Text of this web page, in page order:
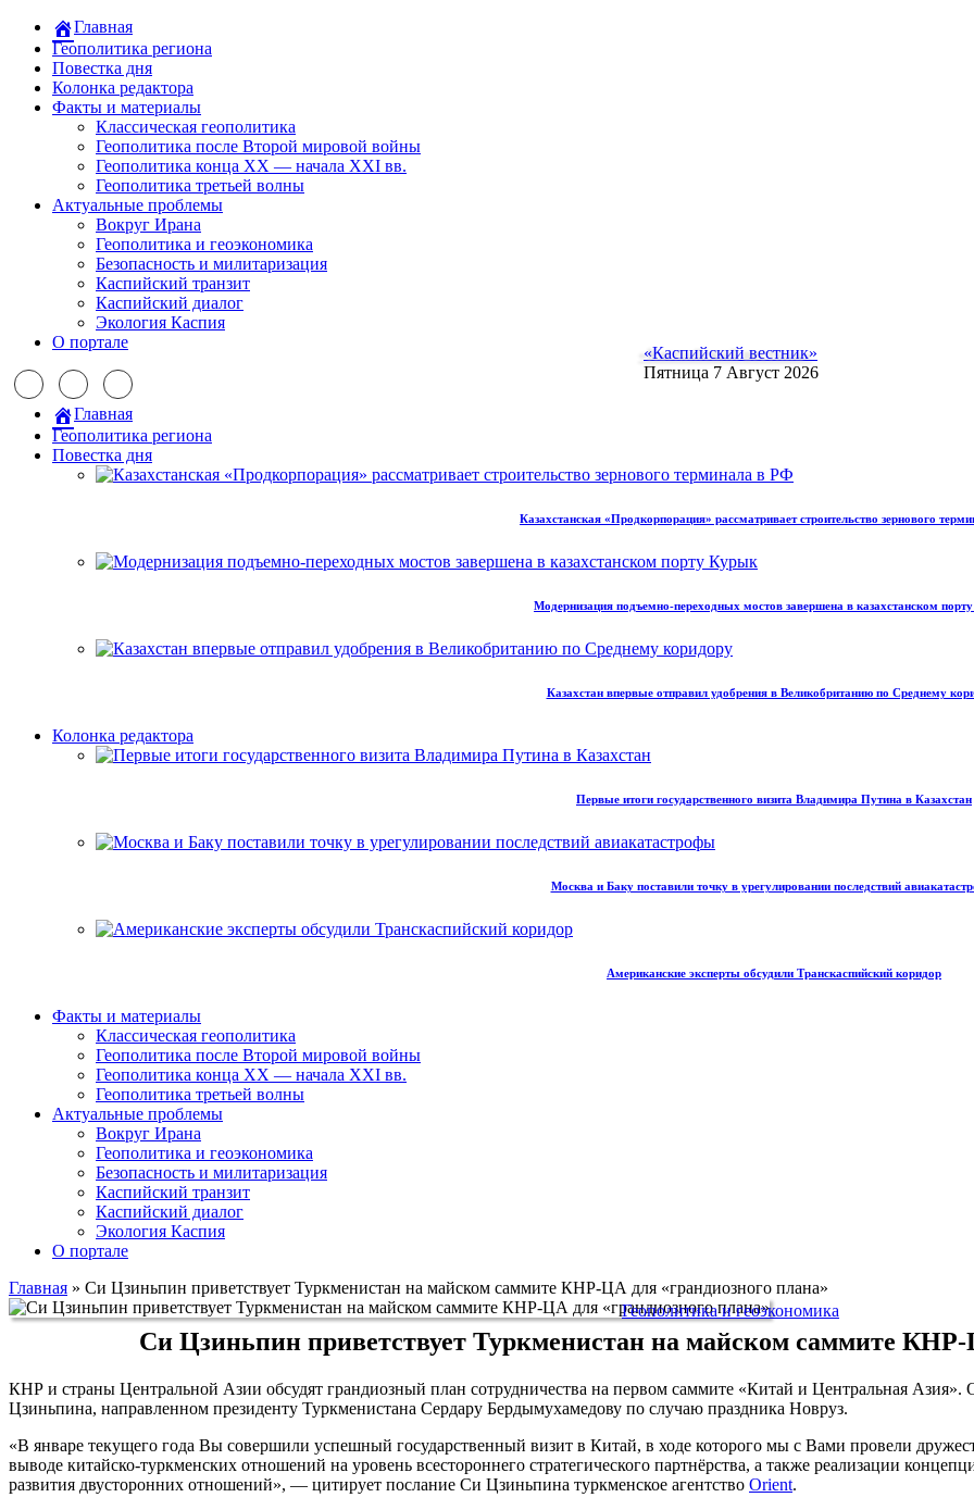
Главная
Геополитика региона
Повестка дня
Колонка редактора
Факты и материалы
Классическая геополитика
Геополитика после Второй мировой войны
Геополитика конца XX — начала XXI вв.
Геополитика третьей волны
Актуальные проблемы
Вокруг Ирана
Геополитика и геоэкономика
Безопасность и милитаризация
Каспийский транзит
Каспийский диалог
Экология Каспия
О портале
«Каспийский вестник»
Пятница 7 Август 2026
Главная
Геополитика региона
Повестка дня
Казахстанская «Продкорпорация» рассматривает строительство зернового
Модернизация подъемно-переходных мостов завершена в казахстанском
Казахстан впервые отправил удобрения в Великобританию по Среднему
Колонка редактора
Первые итоги государственного визита Владимира Путина в Казахстан
Москва и Баку поставили точку в урегулировании последствий
Американские эксперты обсудили Транскаспийский коридор
Факты и материалы
Классическая геополитика
Геополитика после Второй мировой войны
Геополитика конца XX — начала XXI вв.
Геополитика третьей волны
Актуальные проблемы
Вокруг Ирана
Геополитика и геоэкономика
Безопасность и милитаризация
Каспийский транзит
Каспийский диалог
Экология Каспия
О портале
Главная » Си Цзиньпин приветствует Туркменистан на майском саммите КНР-ЦА для «грандиозного плана»
Геополитика и геоэкономика
Си Цзиньпин приветствует Туркменистан на майском саммите КНР-
КНР и страны Центральной Азии обсудят грандиозный план сотрудничества на первом саммите «Китай и Центральная Азия».
Цзиньпина, направленном президенту Туркменистана Сердару Бердымухамедову по случаю праздника Новруз.
«В январе текущего года Вы совершили успешный государственный визит в Китай, в ходе которого мы с Вами провели
выводе китайско-туркменских отношений на уровень всестороннего стратегического партнёрства, а также реализации
развития двусторонних отношений», — цитирует послание Си Цзиньпина туркменское агентство Orient.